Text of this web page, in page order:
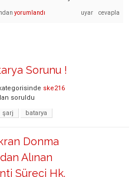
yorumlandı
Sorunu !
ske216
soruldu
şarj batarya
Donma
Alınan
Süreci Hk.